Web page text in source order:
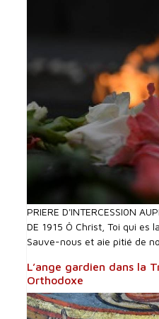
PRIERE D'INTERCESSI0N
DE 1915 Ô Christ, Toi qui es
Sauve-nous et aie pitié de
L’ange gardien dans la
Orthodoxe